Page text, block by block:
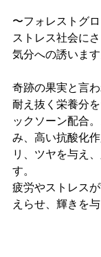
〜フォレストグ
ストレス社会に
気分への誘います
奇跡の果実と言
耐え抜く栄養分
ックソーン配合
み、高い抗酸化
リ、ツヤを与え
す。
疲労やストレス
えらせ、輝きを与